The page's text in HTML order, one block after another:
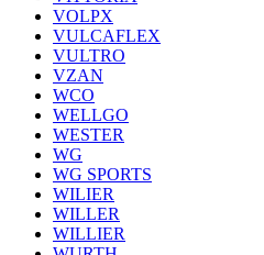
VOLPX
VULCAFLEX
VULTRO
VZAN
WCO
WELLGO
WESTER
WG
WG SPORTS
WILIER
WILLER
WILLIER